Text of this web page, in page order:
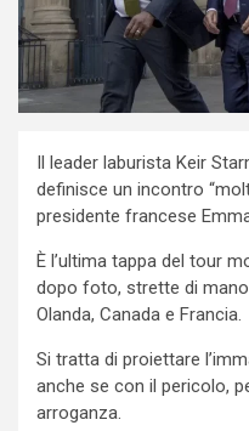
Il leader laburista Keir
definisce un incontro
presidente francese
È l’ultima tappa del tour
dopo foto, strette di
Olanda, Canada e Francia.
Si tratta di proiettare
anche se con il pericolo,
arroganza.